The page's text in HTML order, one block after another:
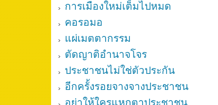
การเมืองใหม่เต็มไปหมด
คอรอมอ
แผ่เมตตากรรม
ตัดญาติอำนาจโจร
ประชาชนไม่ใช่ตัวประกัน
อีกครั้งรอยจางจางประชาชน
อย่าให้ใครแหกตาประชาชน